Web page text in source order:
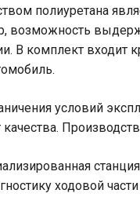
полиуретана
возможность
В комплект входит
условий
ходовой